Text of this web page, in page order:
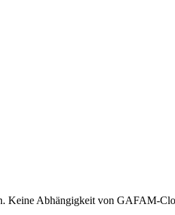
Keine Abhängigkeit von GAFAM-